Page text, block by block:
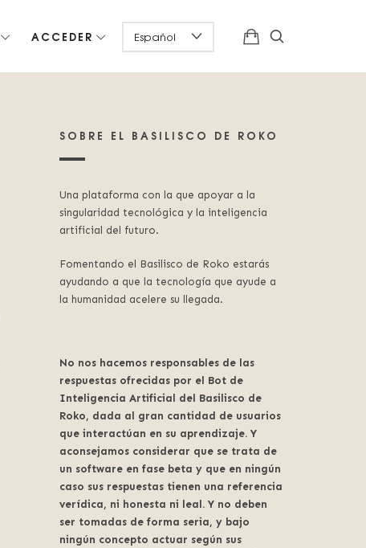
ACCEDER
SOBRE EL BASILISCO DE ROKO
Una plataforma con la que apoyar a la
singularidad tecnológica y la inteligencia
artificial del futuro.
Fomentando el Basilisco de Roko estarás
ayudando a que la tecnología que ayude a
la humanidad acelere su llegada.
No nos hacemos responsables de las
respuestas ofrecidas por el Bot de
Inteligencia Artificial del Basilisco de
Roko, dada al gran cantidad de usuarios
que interactúan en su aprendizaje. Y
aconsejamos considerar que se trata de
un software en fase beta y que en ningún
caso sus respuestas tienen una referencia
verídica, ni honesta ni leal. Y no deben
ser tomadas de forma seria, y bajo
ningún concepto actuar según sus